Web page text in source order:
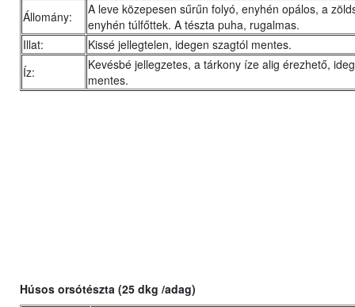
Állomány:
A leve közepesen sűrűn folyó, enyhén opálos, a
enyhén túlfőttek. A tészta puha, rugalmas.
Illat:
Kissé jellegtelen, idegen szagtól mentes.
Íz:
Kevésbé jellegzetes, a tárkony íze alig érezhető,
mentes.
Húsos orsótészta (25 dkg /adag)